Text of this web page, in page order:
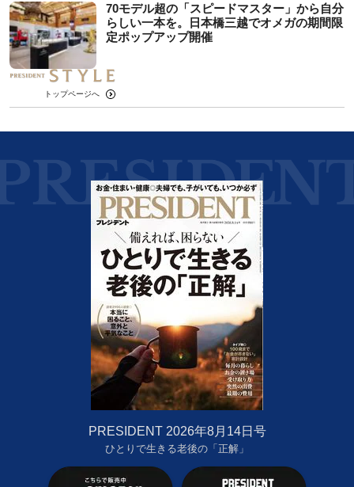
70モデル超の「スピードマスター」から自分
らしい一本を。日本橋三越でオメガの期間限
定ポップアップ開催
トップページへ
PRESIDENT 2026年8月14日号
ひとりで生きる老後の「正解」